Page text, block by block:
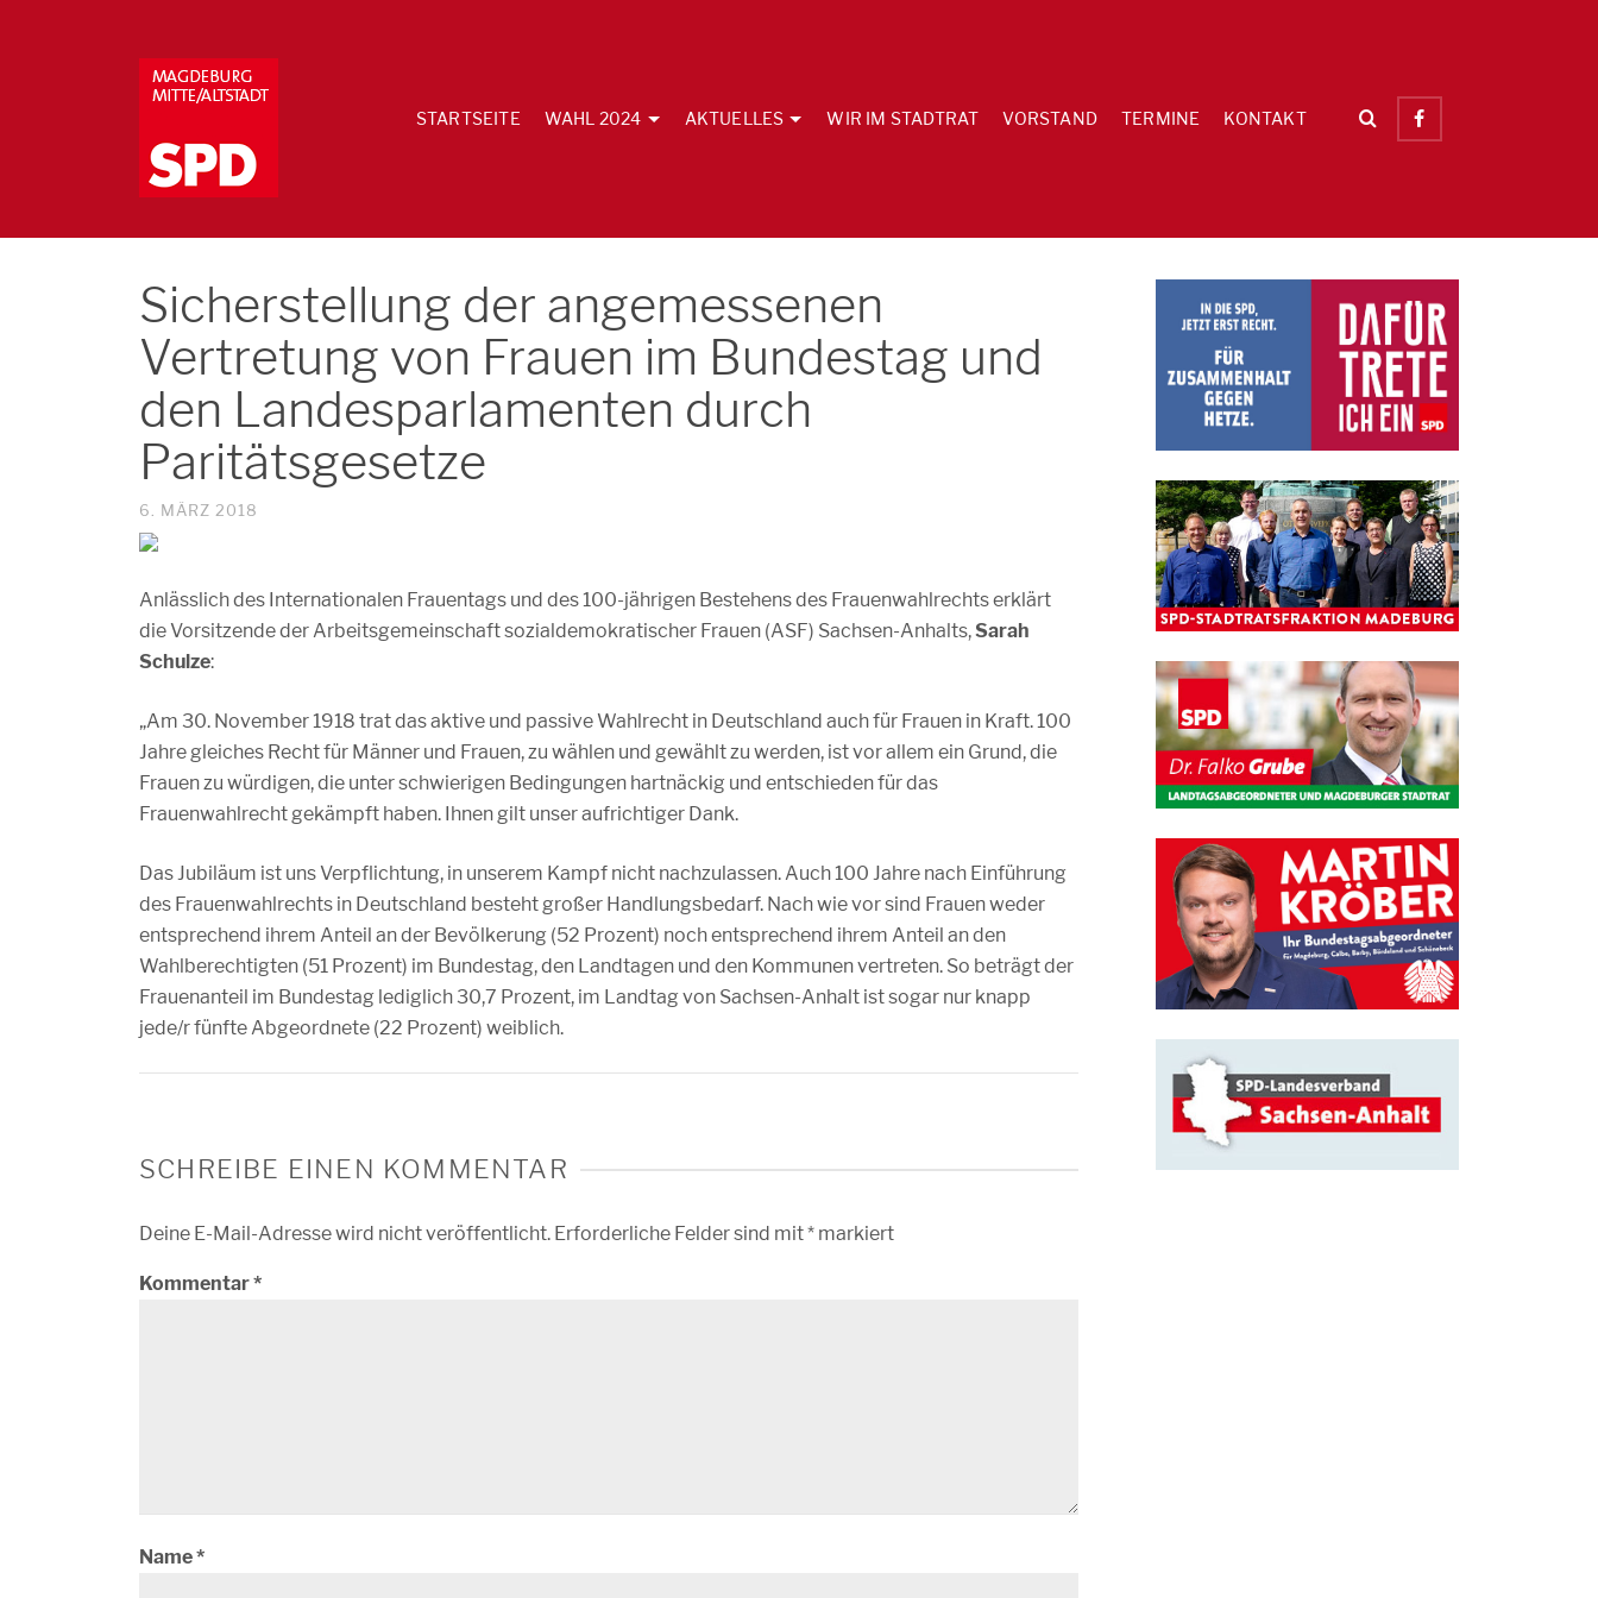
STARTSEITE WAHL 2024 AKTUELLES WIR IM STADTRAT VORSTAND TERMINE KONTAKT
Sicherstellung der angemessenen
Vertretung von Frauen im Bundestag und
den Landesparlamenten durch
Paritätsgesetze
6. MÄRZ 2018
Anlässlich des Internationalen Frauentags und des 100-jährigen Bestehens des Frauenwahlrechts erklärt
die Vorsitzende der Arbeitsgemeinschaft sozialdemokratischer Frauen (ASF) Sachsen-Anhalts,Sarah
Schulze:
„Am 30. November 1918 trat das aktive und passive Wahlrecht in Deutschland auch für Frauen in Kraft. 100
Jahre gleiches Recht für Männer und Frauen, zu wählen und gewählt zu werden, ist vor allem ein Grund, die
Frauen zu würdigen, die unter schwierigen Bedingungen hartnäckig und entschieden für das
Frauenwahlrecht gekämpft haben. Ihnen gilt unser aufrichtiger Dank.
Das Jubiläum ist uns Verpflichtung, in unserem Kampf nicht nachzulassen. Auch 100 Jahre nach Einführung
des Frauenwahlrechts in Deutschland besteht großer Handlungsbedarf. Nach wie vor sind Frauen weder
entsprechend ihrem Anteil an der Bevölkerung (52 Prozent) noch entsprechend ihrem Anteil an den
Wahlberechtigten (51 Prozent) im Bundestag, den Landtagen und den Kommunen vertreten. So beträgt der
Frauenanteil im Bundestag lediglich 30,7 Prozent, im Landtag von Sachsen-Anhalt ist sogar nur knapp
jede/r fünfte Abgeordnete (22 Prozent) weiblich.
SCHREIBE EINEN KOMMENTAR
Deine E-Mail-Adresse wird nicht veröffentlicht. Erforderliche Felder sind mit* markiert
Kommentar*
Name*